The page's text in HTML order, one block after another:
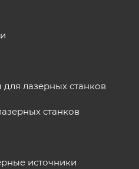
лазерных станков
станков
источники